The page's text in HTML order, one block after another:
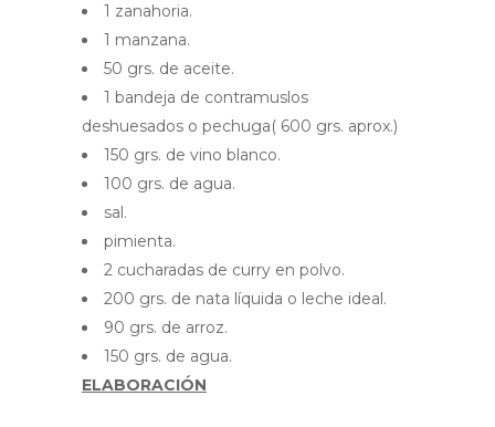
1 zanahoria.
1 manzana.
50 grs. de aceite.
1 bandeja de contramuslos
deshuesados o pechuga( 600 grs. aprox.)
150 grs. de vino blanco.
100 grs. de agua.
sal.
pimienta.
2 cucharadas de curry en polvo.
200 grs. de nata líquida o leche ideal.
90 grs. de arroz.
150 grs. de agua.
ELABORACIÓN